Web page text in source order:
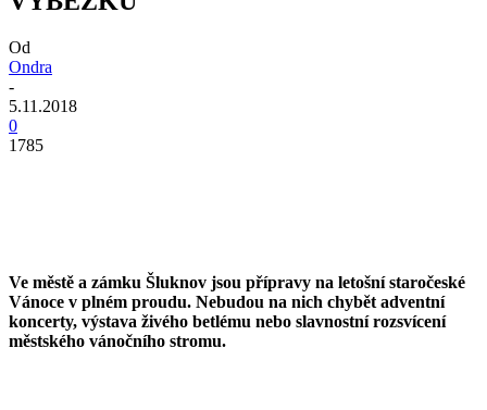
Od
Ondra
-
5.11.2018
0
1785
Ve městě a zámku Šluknov jsou přípravy na letošní staročeské
Vánoce v plném proudu. Nebudou na nich chybět adventní
koncerty, výstava živého betlému nebo slavnostní rozsvícení
městského vánočního stromu.